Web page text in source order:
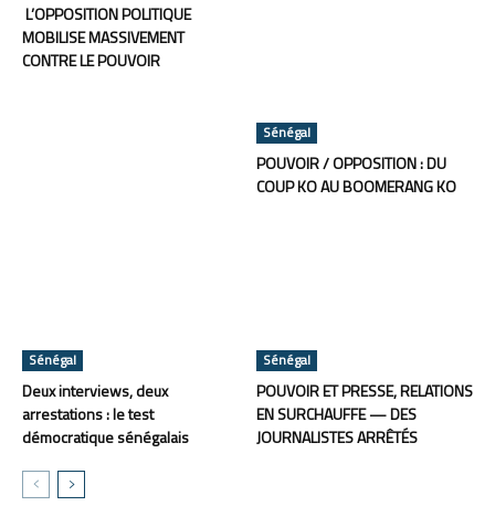
L’OPPOSITION POLITIQUE
MOBILISE MASSIVEMENT
CONTRE LE POUVOIR
Sénégal
POUVOIR / OPPOSITION : DU
COUP KO AU BOOMERANG KO
Sénégal
Deux interviews, deux
arrestations : le test
démocratique sénégalais
Sénégal
POUVOIR ET PRESSE, RELATIONS
EN SURCHAUFFE — DES
JOURNALISTES ARRÊTÉS